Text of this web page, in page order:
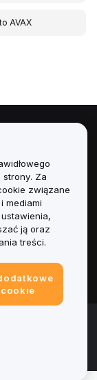
AVAX
cookie
Za
związane
mediami
ją oraz
treści.